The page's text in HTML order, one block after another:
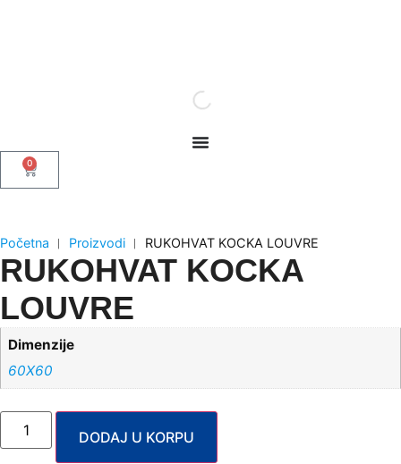
0
Početna ︱ Proizvodi ︱ RUKOHVAT KOCKA LOUVRE
RUKOHVAT KOCKA
LOUVRE
Dimenzije
60X60
DODAJ U KORPU